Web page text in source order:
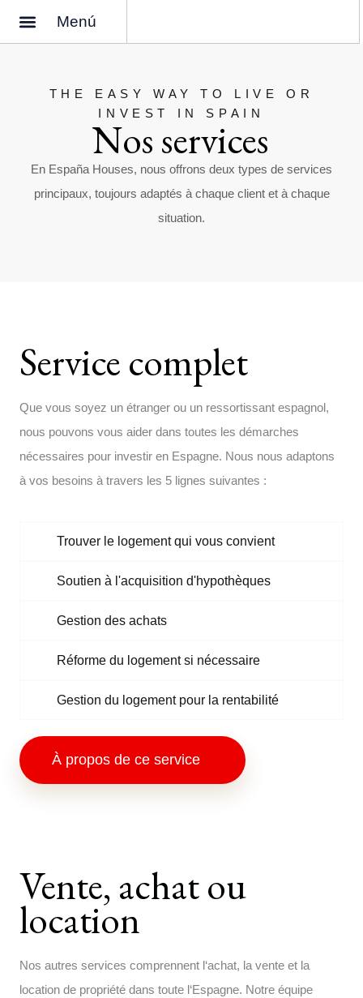
Menú
THE EASY WAY TO LIVE OR
INVEST IN SPAIN
Nos services
En España Houses, nous offrons deux types de services
principaux, toujours adaptés à chaque client et à chaque
situation.
Service complet
Que vous soyez un étranger ou un ressortissant espagnol,
nous pouvons vous aider dans toutes les démarches
nécessaires pour investir en Espagne. Nous nous adaptons
à vos besoins à travers les 5 lignes suivantes :
Trouver le logement qui vous convient
Soutien à l'acquisition d'hypothèques
Gestion des achats
Réforme du logement si nécessaire
Gestion du logement pour la rentabilité
À propos de ce service
Vente, achat ou
location
Nos autres services comprennent l‘achat, la vente et la
location de propriété dans toute l‘Espagne. Notre équipe